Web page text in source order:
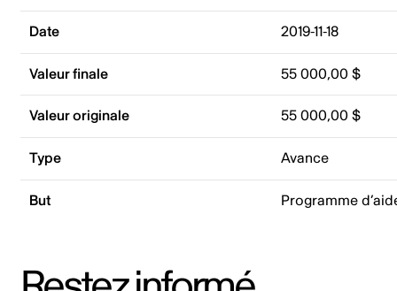
Date 2019-11-18
Valeur finale 55 000,00 $
Valeur originale 55 000,00 $
Type Avance
But Programme